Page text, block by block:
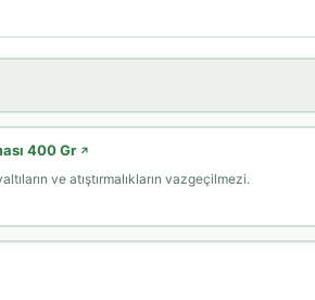
400 Gr ↗
ve atıştırmalıkların vazgeçilmezi.